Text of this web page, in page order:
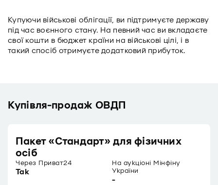
Купуючи військові облігації, ви підтримуєте державу
під час воєнного стану. На певний час ви вкладаєте
свої кошти в бюджет країни на військові цілі, і в
такий спосіб отримуєте додатковий прибуток.
Купівля-продаж ОВДП
Пакет «Стандарт» для фізичних
осіб
Через Приват24
Так
На аукціоні Мінфіну
України
-